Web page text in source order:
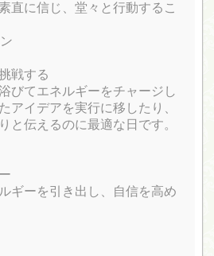
直に信じ、堂々と行動するこ
戦する
びてエネルギーをチャージし
アイデアを実行に移したり、
と伝えるのに最適な日です。
ギーを引き出し、自信を高め